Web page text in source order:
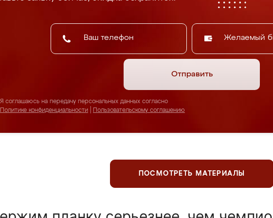
Желаемый
Отправить
Я соглашаюсь на передачу персональных данных согласно
Политике конфиденциальности
Пользовательскому соглашению
ПОСМОТРЕТЬ МАТЕРИАЛЫ